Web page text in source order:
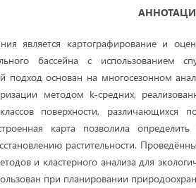
является картографирование и
бассейна с использованием
подход основан на многосезонном
методом k-средних,
поверхности, различающихся
карта позволила
растительности.
и кластерного анализа для
при планировании